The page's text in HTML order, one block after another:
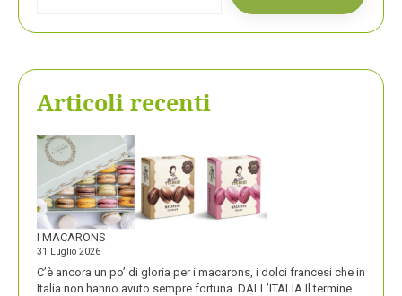
Articoli recenti
I MACARONS
31 Luglio 2026
C’è ancora un po’ di gloria per i macarons, i dolci francesi che in
Italia non hanno avuto sempre fortuna. DALL’ITALIA Il termine